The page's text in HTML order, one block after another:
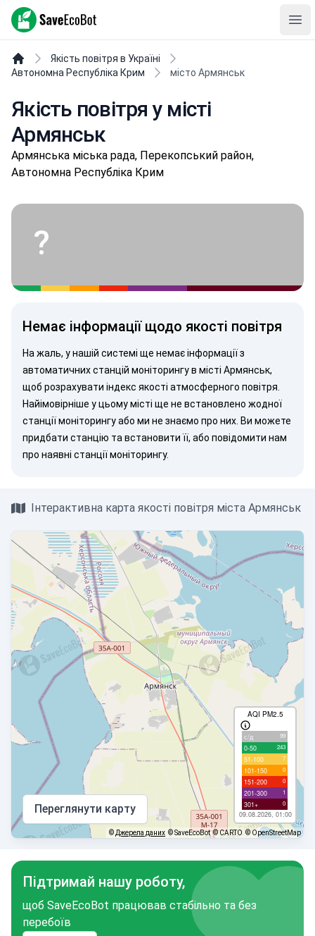
SaveEcoBot
Якість повітря в Україні
Автономна Республіка Крим
місто Армянськ
Якість повітря у місті
Армянськ
Армянська міська рада, Перекопський район,
Автономна Республіка Крим
?
Немає інформації щодо якості повітря
На жаль, у нашій системі ще немає інформації з
автоматичних станцій моніторингу в місті Армянськ,
щоб розрахувати індекс якості атмосферного повітря.
Найімовірніше у цьому місті ще не встановлено жодної
станції моніторингу або ми не знаємо про них. Ви можете
придбати станцію та встановити її, або повідомити нам
про наявні станції моніторингу.
Інтерактивна карта якості повітря міста Армянськ
AQI PM2.5
с/д 99
0-50 243
51-100 7
101-150 0
151-200 0
201-300 1
301+ 0
09.08.2026, 01:00
Переглянути карту
© Джерела даних © SaveEcoBot © CARTO © OpenStreetMap
Підтримай нашу роботу,
щоб SaveEcoBot працював стабільно та без
перебоїв